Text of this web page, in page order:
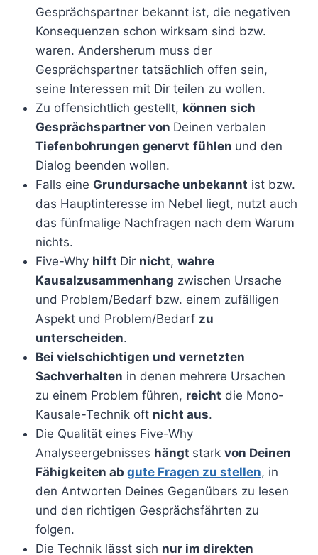
Gesprächspartner bekannt ist, die negativen
Konsequenzen schon wirksam sind bzw.
waren. Andersherum muss der
Gesprächspartner tatsächlich offen sein,
seine Interessen mit Dir teilen zu wollen.
Zu offensichtlich gestellt, können sich
Gesprächspartner von Deinen verbalen
Tiefenbohrungen genervt fühlen und den
Dialog beenden wollen.
Falls eine Grundursache unbekannt ist bzw.
das Hauptinteresse im Nebel liegt, nutzt auch
das fünfmalige Nachfragen nach dem Warum
nichts.
Five-Why hilft Dir nicht, wahre
Kausalzusammenhang zwischen Ursache
und Problem/Bedarf bzw. einem zufälligen
Aspekt und Problem/Bedarf zu
unterscheiden.
Bei vielschichtigen und vernetzten
Sachverhalten in denen mehrere Ursachen
zu einem Problem führen, reicht die Mono-
Kausale-Technik oft nicht aus.
Die Qualität eines Five-Why
Analyseergebnisses hängt stark von Deinen
Fähigkeiten ab gute Fragen zu stellen, in
den Antworten Deines Gegenübers zu lesen
und den richtigen Gesprächsfährten zu
folgen.
Die Technik lässt sich nur im direkten